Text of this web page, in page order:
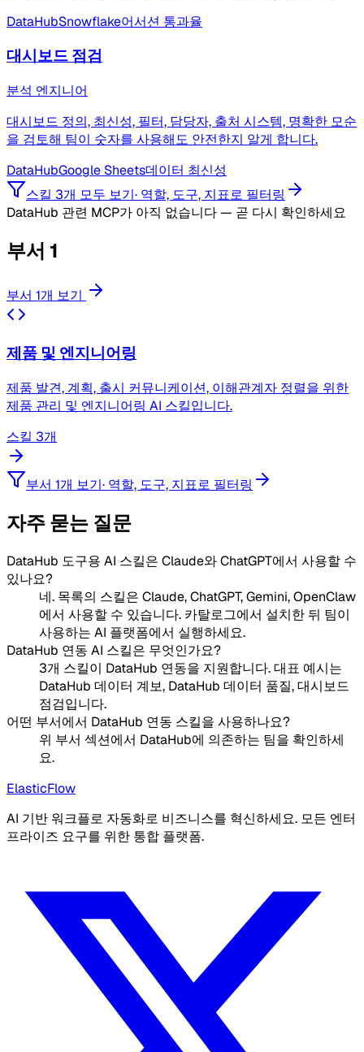
DataHubSnowflake어서션 통과율
대시보드 점검
분석 엔지니어
대시보드 정의, 최신성, 필터, 담당자, 출처 시스템, 명확한 모순
을 검토해 팀이 숫자를 사용해도 안전한지 알게 합니다.
DataHubGoogle Sheets데이터 최신성
스킬 3개 모두 보기· 역할, 도구, 지표로 필터링
DataHub 관련 MCP가 아직 없습니다 — 곧 다시 확인하세요
부서 1
부서 1개 보기
제품 및 엔지니어링
제품 발견, 계획, 출시 커뮤니케이션, 이해관계자 정렬을 위한
제품 관리 및 엔지니어링 AI 스킬입니다.
스킬 3개
부서 1개 보기· 역할, 도구, 지표로 필터링
자주 묻는 질문
DataHub 도구용 AI 스킬은 Claude와 ChatGPT에서 사용할 수
있나요?
네. 목록의 스킬은 Claude, ChatGPT, Gemini, OpenClaw
에서 사용할 수 있습니다. 카탈로그에서 설치한 뒤 팀이
사용하는 AI 플랫폼에서 실행하세요.
DataHub 연동 AI 스킬은 무엇인가요?
3개 스킬이 DataHub 연동을 지원합니다. 대표 예시는
DataHub 데이터 계보, DataHub 데이터 품질, 대시보드
점검입니다.
어떤 부서에서 DataHub 연동 스킬을 사용하나요?
위 부서 섹션에서 DataHub에 의존하는 팀을 확인하세
요.
ElasticFlow
AI 기반 워크플로 자동화로 비즈니스를 혁신하세요. 모든 엔터
프라이즈 요구를 위한 통합 플랫폼.